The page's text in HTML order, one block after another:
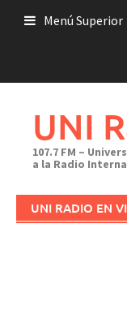
Menú Superior
UNI
107.7 FM –
a la Radio
UNI RADIO EN